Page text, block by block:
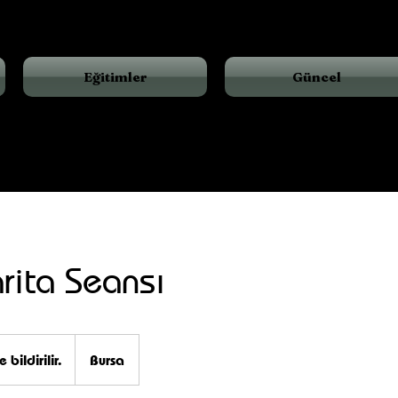
Eğitimler Güncel
Seansı
bildirilir. Bursa